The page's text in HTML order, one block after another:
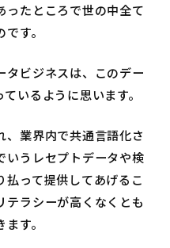
ったところで世の中全て
す。
タビジネスは、このデー
いるように思います。
、業界内で共通言語化さ
いうレセプトデータや検
って提供してあげるこ
テラシーが高くなくとも
す。